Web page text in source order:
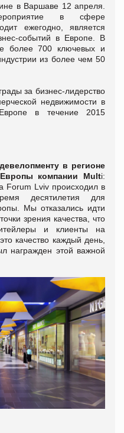
в Варшаве 12 апреля.
в сфере
ежегодно, является
событий в Европе. В
более 700 ключевых и
из более чем 50
за бизнес-лидерство
недвижимости в
в течение 2015
в регионе
компании Multi:
Forum Lviv происходил в
десятилетия для
Мы отказались идти
зрения качества, что
и клиенты на
качество каждый день,
награжден этой важной